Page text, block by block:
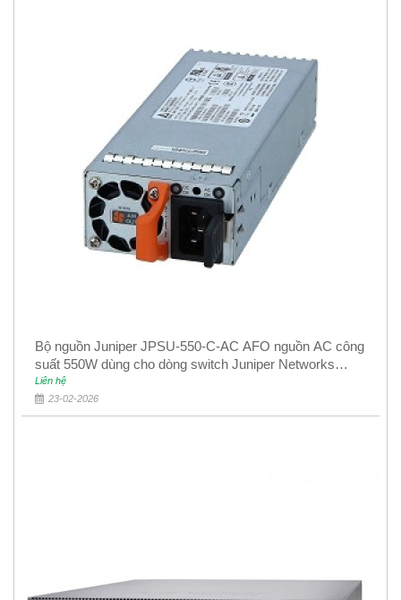
Bộ nguồn Juniper JPSU-550-C-AC AFO nguồn AC công
suất 550W dùng cho dòng switch Juniper Networks
EX4400
Liên hệ
23-02-2026